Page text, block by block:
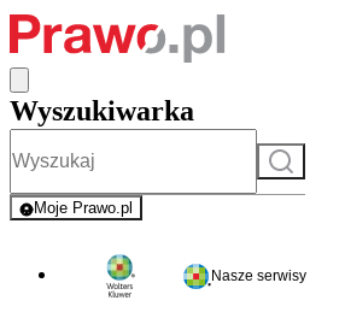
Wyszukiwarka
Szukaj
Moje Prawo.pl
- rejestracja i logowanie do serwisu
Nasze serwisy